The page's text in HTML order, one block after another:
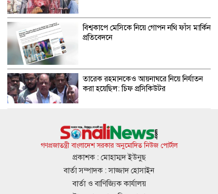
বিশ্বকাপে মেসিকে নিয়ে গোপন নথি ফাঁস মার্কিন
প্রতিবেদনে
তারেক রহমানকেও আয়নাঘরে নিয়ে নির্যাতন
করা হয়েছিল: চিফ প্রসিকিউটর
বিদ্যুৎ ও জ্বালানি নিয়ে একটি চক্র অস্থিরতা
তৈরির চেষ্টা করছে: প্রধানমন্ত্রী
গ্রিসের উপকূলে ২০২ অভিবাসী উদ্ধার,
অর্ধশতাধিক বাংলাদেশি
গণপ্রজাতন্ত্রী বাংলাদেশ সরকার অনুমোদিত নিউজ পোর্টাল
প্রকাশক : মোহাম্মদ ইউনুছ
বার্তা সম্পাদক : সাজ্জাদ হোসাইন
বার্তা ও বাণিজ্যিক কার্যালয়